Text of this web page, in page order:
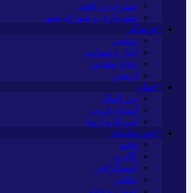
شهری و رفاهی
شهرداری و شورای شهر
*فرهنگی
مذهبی
ایثار و شهادت
دفاع مقدس
اربعین
*جهان
بین الملل
آسیای غربی
آمریکا و اروپا
*چندرسانه‌ای
فیلم
گالری
اینفوگرافی
عکس
صوت و فیلم